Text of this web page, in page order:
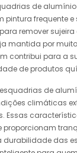
de alumínio
pintura frequente
remover
mantida por
contribui para a
de produtos
de
climáticas
Essas
proporcionam
durabilidade das